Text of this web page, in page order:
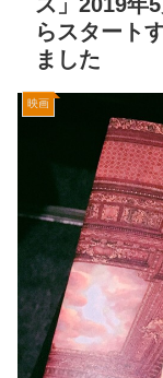
らスタート
ました
映画